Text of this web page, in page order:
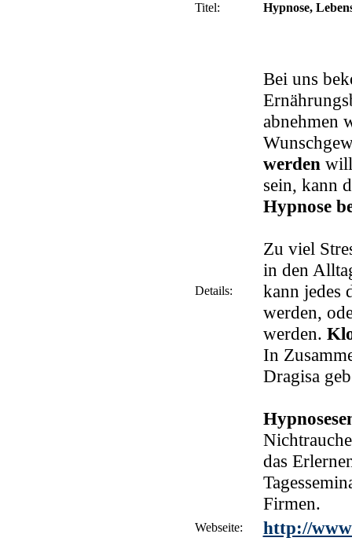
Titel: Hypnose,
Details:
Bei uns
abnehmen
werden
sein, kann
Hypnose
Zu viel
in den
kann jedes
werden,
werden.
In
Dragisa
das
Firmen.
Webseite: http://